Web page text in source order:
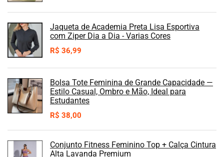
Jaqueta de Academia Preta Lisa Esportiva
com Ziper Dia a Dia - Varias Cores
R$ 36,99
Bolsa Tote Feminina de Grande Capacidade —
Estilo Casual, Ombro e Mão, Ideal para
Estudantes
R$ 38,00
Conjunto Fitness Feminino Top + Calça Cintura
Alta Lavanda Premium